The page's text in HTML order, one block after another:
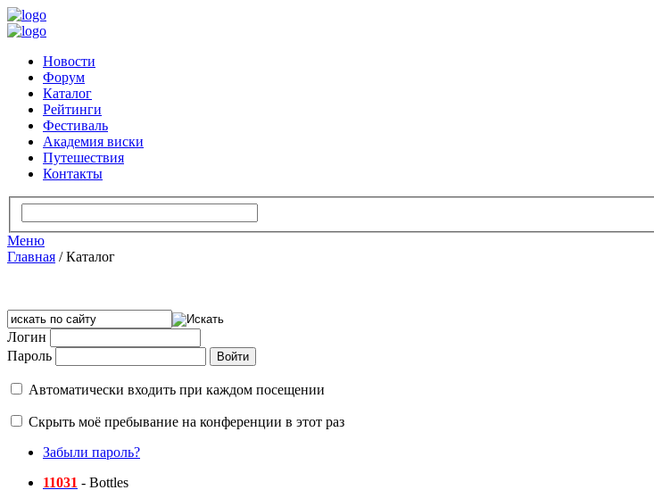
Новости
Форум
Каталог
Рейтинги
Фестиваль
Академия виски
Путешествия
Контакты
Меню
Главная /Каталог
Логин
Пароль
Автоматически входить при каждом посещении
Скрыть моё пребывание на конференции в этот раз
Забыли пароль?
11031 - Bottles